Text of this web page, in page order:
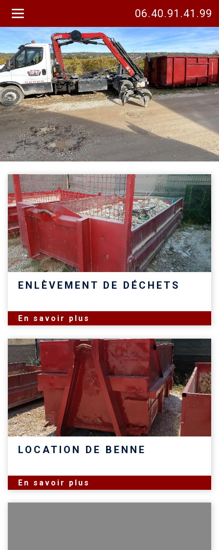
06.40.91.41.99
ENLÈVEMENT DE DÉCHETS
En savoir plus
LOCATION DE BENNE
En savoir plus